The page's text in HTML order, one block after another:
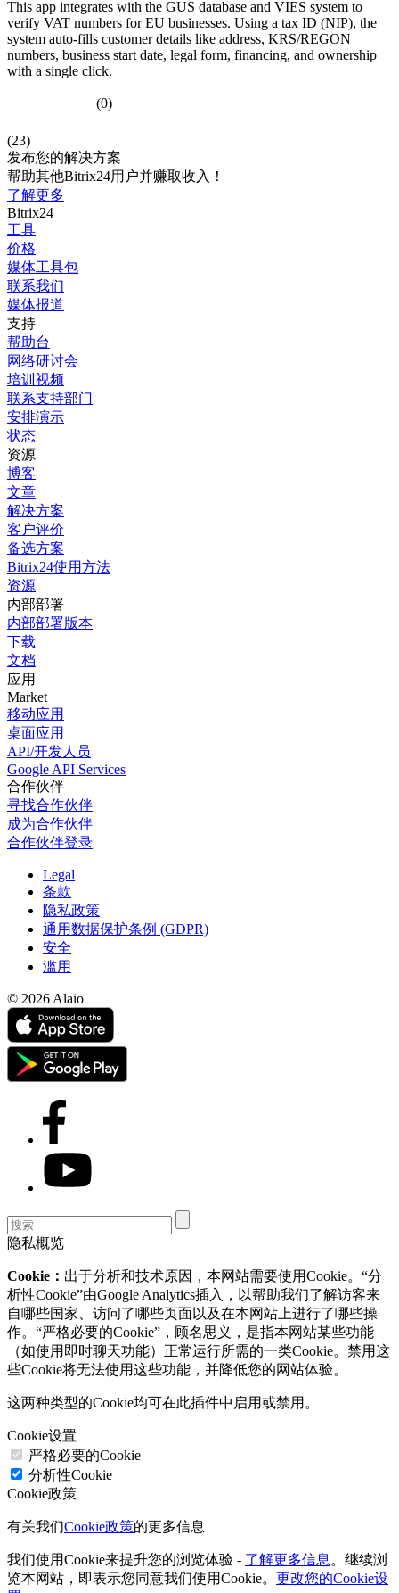
This app integrates with the GUS database and VIES system to
verify VAT numbers for EU businesses. Using a tax ID (NIP), the
system auto-fills customer details like address, KRS/REGON
numbers, business start date, legal form, financing, and ownership
with a single click.
(0)
(23)
发布您的解决方案
帮助其他Bitrix24用户并赚取收入！
了解更多
Bitrix24
工具
价格
媒体工具包
联系我们
媒体报道
支持
帮助台
网络研讨会
培训视频
联系支持部门
安排演示
状态
资源
博客
文章
解决方案
客户评价
备选方案
Bitrix24使用方法
资源
内部部署
内部部署版本
下载
文档
应用
Market
移动应用
桌面应用
API/开发人员
Google API Services
合作伙伴
寻找合作伙伴
成为合作伙伴
合作伙伴登录
Legal
条款
隐私政策
通用数据保护条例 (GDPR)
安全
滥用
© 2026 Alaio
隐私概览
Cookie： 出于分析和技术原因，本网站需要使用Cookie。“分
析性Cookie”由Google Analytics插入，以帮助我们了解访客来
自哪些国家、访问了哪些页面以及在本网站上进行了哪些操
作。“严格必要的Cookie”，顾名思义，是指本网站某些功能
（如使用即时聊天功能）正常运行所需的一类Cookie。禁用这
些Cookie将无法使用这些功能，并降低您的网站体验。
这两种类型的Cookie均可在此插件中启用或禁用。
Cookie设置
严格必要的Cookie
分析性Cookie
Cookie政策
有关我们Cookie政策的更多信息
我们使用Cookie来提升您的浏览体验 - 了解更多信息 。继续浏
览本网站，即表示您同意我们使用Cookie。 更改您的Cookie设